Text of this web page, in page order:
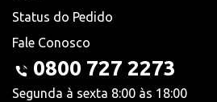
Status do Pedido
Fale Conosco
0800 727 2273
Segunda à sexta 8:00 às 18:00